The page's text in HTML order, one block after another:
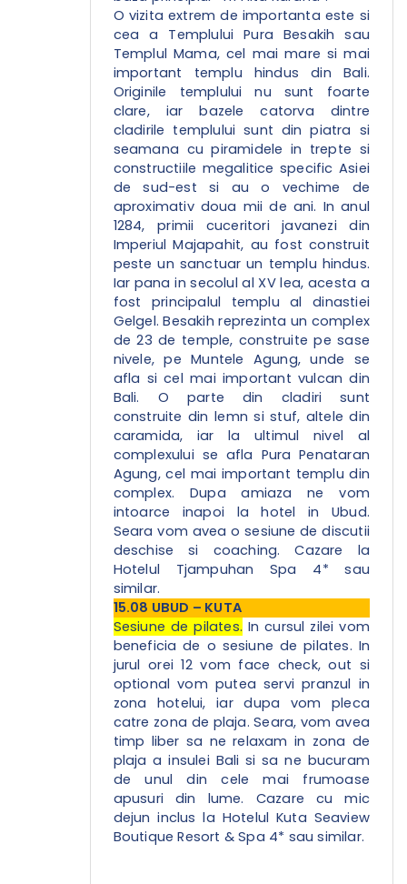
O vizita extrem de importanta este si
cea a Templului Pura Besakih sau
Templul Mama, cel mai mare si mai
important templu hindus din Bali.
Originile templului nu sunt foarte
clare, iar bazele catorva dintre
cladirile templului sunt din piatra si
seamana cu piramidele in trepte si
constructiile megalitice specific Asiei
de sud-est si au o vechime de
aproximativ doua mii de ani. In anul
1284, primii cuceritori javanezi din
Imperiul Majapahit, au fost construit
peste un sanctuar un templu hindus.
Iar pana in secolul al XV lea, acesta a
fost principalul templu al dinastiei
Gelgel. Besakih reprezinta un complex
de 23 de temple, construite pe sase
nivele, pe Muntele Agung, unde se
afla si cel mai important vulcan din
Bali. O parte din cladiri sunt
construite din lemn si stuf, altele din
caramida, iar la ultimul nivel al
complexului se afla Pura Penataran
Agung, cel mai important templu din
complex. Dupa amiaza ne vom
intoarce inapoi la hotel in Ubud.
Seara vom avea o sesiune de discutii
deschise si coaching. Cazare la
Hotelul Tjampuhan Spa 4* sau
similar.
15.08 UBUD – KUTA
Sesiune de pilates. In cursul zilei vom
beneficia de o sesiune de pilates. In
jurul orei 12 vom face check, out si
optional vom putea servi pranzul in
zona hotelui, iar dupa vom pleca
catre zona de plaja. Seara, vom avea
timp liber sa ne relaxam in zona de
plaja a insulei Bali si sa ne bucuram
de unul din cele mai frumoase
apusuri din lume. Cazare cu mic
dejun inclus la Hotelul Kuta Seaview
Boutique Resort & Spa 4* sau similar.